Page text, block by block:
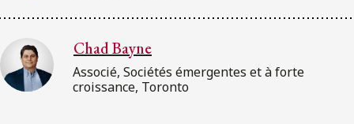
Chad Bayne
Associé, Sociétés émergentes et à forte
croissance, Toronto